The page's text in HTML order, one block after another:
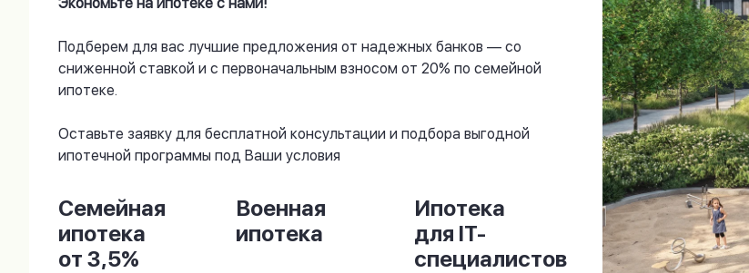
Подберем для вас лучшие предложения от надежных банков — со
сниженной ставкой и с первоначальным взносом от 20% по семейной
ипотеке.
Оставьте заявку для бесплатной консультации и подбора выгодной
ипотечной программы под Ваши условия
Семейная
ипотека
от 3,5%
Военная
ипотека
Ипотека
для IT-
специалистов